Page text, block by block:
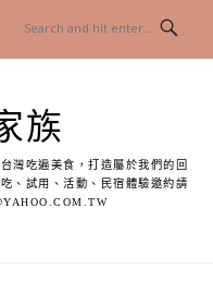
族
灣吃遍美食，打造屬於我們的回
、試用、活動、民宿體驗邀約請